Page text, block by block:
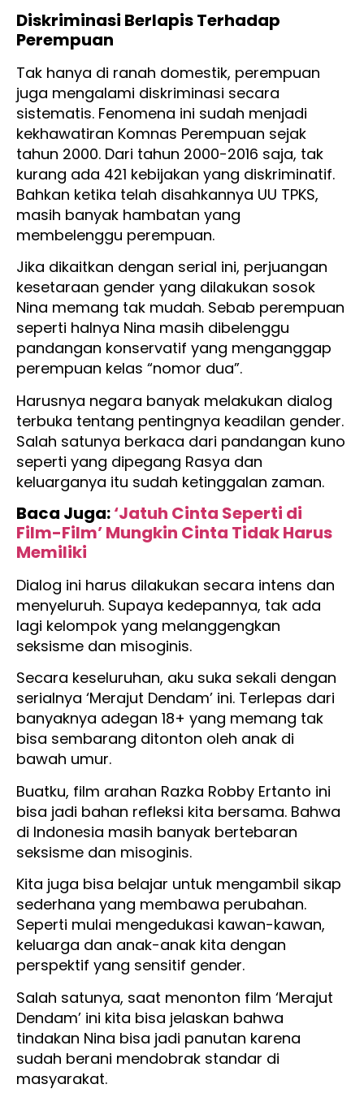
Diskriminasi Berlapis Terhadap
Perempuan
Tak hanya di ranah domestik, perempuan
juga mengalami diskriminasi secara
sistematis. Fenomena ini sudah menjadi
kekhawatiran Komnas Perempuan sejak
tahun 2000. Dari tahun 2000-2016 saja, tak
kurang ada 421 kebijakan yang diskriminatif.
Bahkan ketika telah disahkannya UU TPKS,
masih banyak hambatan yang
membelenggu perempuan.
Jika dikaitkan dengan serial ini, perjuangan
kesetaraan gender yang dilakukan sosok
Nina memang tak mudah. Sebab perempuan
seperti halnya Nina masih dibelenggu
pandangan konservatif yang menganggap
perempuan kelas “nomor dua”.
Harusnya negara banyak melakukan dialog
terbuka tentang pentingnya keadilan gender.
Salah satunya berkaca dari pandangan kuno
seperti yang dipegang Rasya dan
keluarganya itu sudah ketinggalan zaman.
Baca Juga:‘Jatuh Cinta Seperti di
Film-Film’ Mungkin Cinta Tidak Harus
Memiliki
Dialog ini harus dilakukan secara intens dan
menyeluruh. Supaya kedepannya, tak ada
lagi kelompok yang melanggengkan
seksisme dan misoginis.
Secara keseluruhan, aku suka sekali dengan
serialnya ‘Merajut Dendam’ ini. Terlepas dari
banyaknya adegan 18+ yang memang tak
bisa sembarang ditonton oleh anak di
bawah umur.
Buatku, film arahan Razka Robby Ertanto ini
bisa jadi bahan refleksi kita bersama. Bahwa
di Indonesia masih banyak bertebaran
seksisme dan misoginis.
Kita juga bisa belajar untuk mengambil sikap
sederhana yang membawa perubahan.
Seperti mulai mengedukasi kawan-kawan,
keluarga dan anak-anak kita dengan
perspektif yang sensitif gender.
Salah satunya, saat menonton film ‘Merajut
Dendam’ ini kita bisa jelaskan bahwa
tindakan Nina bisa jadi panutan karena
sudah berani mendobrak standar di
masyarakat.